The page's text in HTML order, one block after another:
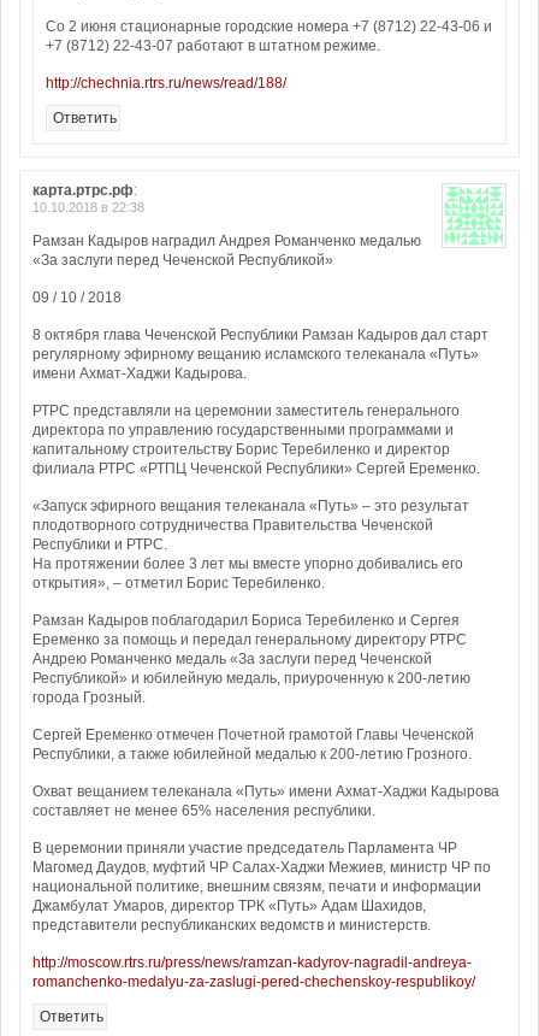
Со 2 июня стационарные городские номера +7 (8712) 22-43-06 и
+7 (8712) 22-43-07 работают в штатном режиме.
http://chechnia.rtrs.ru/news/read/188/
Ответить
карта.ртрс.рф:
10.10.2018 в 22:38
Рамзан Кадыров наградил Андрея Романченко медалью
«За заслуги перед Чеченской Республикой»
09 / 10 / 2018
8 октября глава Чеченской Республики Рамзан Кадыров дал старт
регулярному эфирному вещанию исламского телеканала «Путь»
имени Ахмат-Хаджи Кадырова.
РТРС представляли на церемонии заместитель генерального
директора по управлению государственными программами и
капитальному строительству Борис Теребиленко и директор
филиала РТРС «РТПЦ Чеченской Республики» Сергей Еременко.
«Запуск эфирного вещания телеканала «Путь» – это результат
плодотворного сотрудничества Правительства Чеченской
Республики и РТРС.
На протяжении более 3 лет мы вместе упорно добивались его
открытия», – отметил Борис Теребиленко.
Рамзан Кадыров поблагодарил Бориса Теребиленко и Сергея
Еременко за помощь и передал генеральному директору РТРС
Андрею Романченко медаль «За заслуги перед Чеченской
Республикой» и юбилейную медаль, приуроченную к 200-летию
города Грозный.
Сергей Еременко отмечен Почетной грамотой Главы Чеченской
Республики, а также юбилейной медалью к 200-летию Грозного.
Охват вещанием телеканала «Путь» имени Ахмат-Хаджи Кадырова
составляет не менее 65% населения республики.
В церемонии приняли участие председатель Парламента ЧР
Магомед Даудов, муфтий ЧР Салах-Хаджи Межиев, министр ЧР по
национальной политике, внешним связям, печати и информации
Джамбулат Умаров, директор ТРК «Путь» Адам Шахидов,
представители республиканских ведомств и министерств.
http://moscow.rtrs.ru/press/news/ramzan-kadyrov-nagradil-andreya-
romanchenko-medalyu-za-zaslugi-pered-chechenskoy-respublikoy/
Ответить